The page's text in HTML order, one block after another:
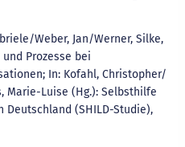
Weber, Jan/Werner, Silke,
Prozesse bei
In: Kofahl, Christopher/
Marie-Luise (Hg.): Selbsthilfe
(SHILD-Studie),